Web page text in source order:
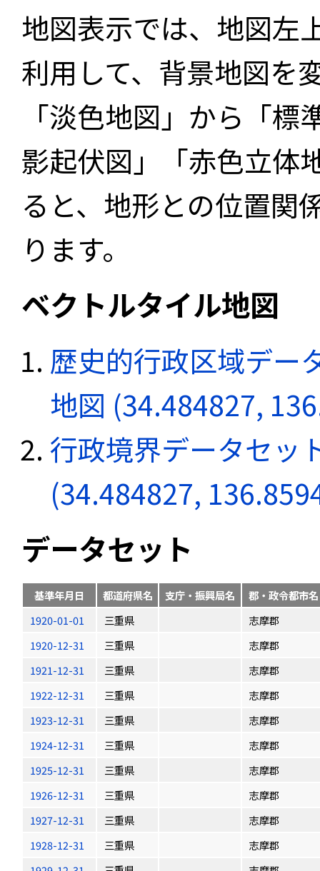
地図表示では、地図左
利用して、背景地図を
「淡色地図」から「
影起伏図」「赤色立体
ると、地形との位置関
ります。
ベクトルタイル地図
歴史的行政区域デー
地図 (34.484827,
行政境界データセッ
(34.484827,
データセット
基準年月日 都道府県名 支庁・振興局名
郡・政令都市名
1920-01-01
三重県
志摩郡
1920-12-31
三重県
志摩郡
1921-12-31
三重県
志摩郡
1922-12-31
三重県
志摩郡
1923-12-31
三重県
志摩郡
1924-12-31
三重県
志摩郡
1925-12-31
三重県
志摩郡
1926-12-31
三重県
志摩郡
1927-12-31
三重県
志摩郡
1928-12-31
三重県
志摩郡